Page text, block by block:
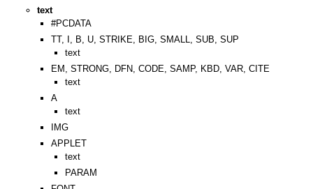
text
#PCDATA
TT, I, B, U, STRIKE, BIG, SMALL, SUB, SUP
text
EM, STRONG, DFN, CODE, SAMP, KBD, VAR, CITE
text
A
text
IMG
APPLET
text
PARAM